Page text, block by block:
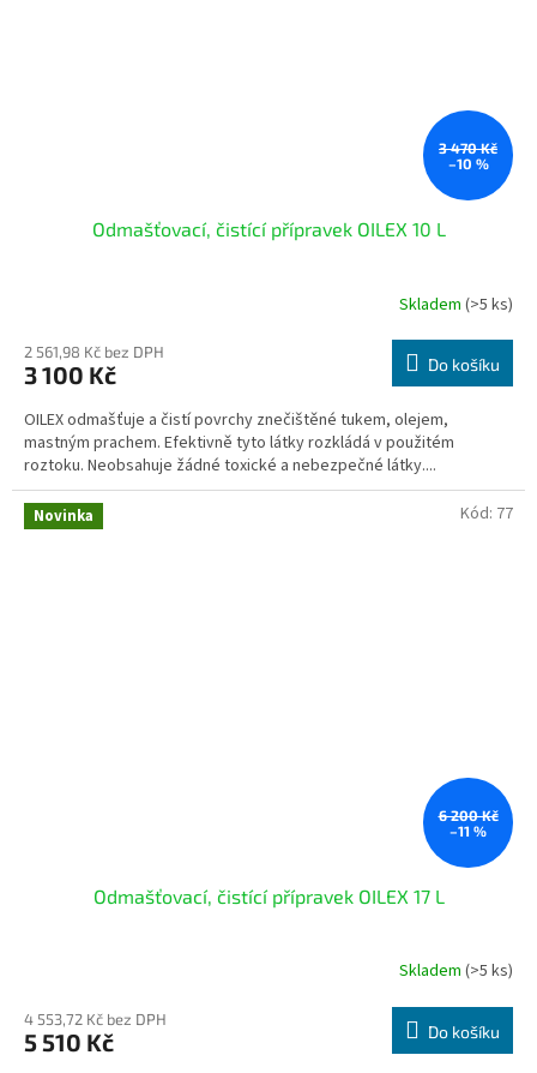
3 470 Kč
–10 %
Odmašťovací, čistící přípravek OILEX 10 L
produktu
je
z
5
hvězdiček.
Skladem(>5 ks)
2 561,98 Kč bez DPH
3 100 Kč Do košíku
OILEX odmašťuje a čistí povrchy znečištěné tukem, olejem,
mastným prachem. Efektivně tyto látky rozkládá v použitém
roztoku. Neobsahuje žádné toxické a nebezpečné látky....
Novinka
6 200 Kč
–11 %
Odmašťovací, čistící přípravek OILEX 17 L
produktu
je
Skladem(>5 ks)
4 553,72 Kč bez DPH
5 510 Kč Do košíku
Kód: 77